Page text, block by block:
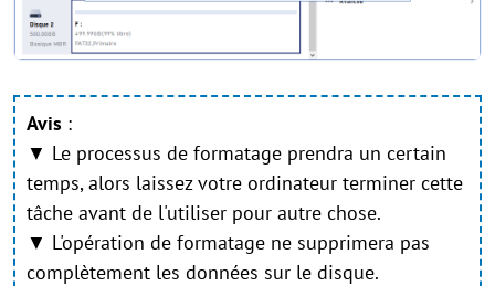
Avis :
▼ Le processus de formatage prendra un certain
temps, alors laissez votre ordinateur terminer cette
tâche avant de l'utiliser pour autre chose.
▼ L'opération de formatage ne supprimera pas
complètement les données sur le disque.